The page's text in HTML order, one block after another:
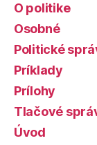
O politike
Osobné
Politické
Príklady
Prílohy
Tlačové
Úvod